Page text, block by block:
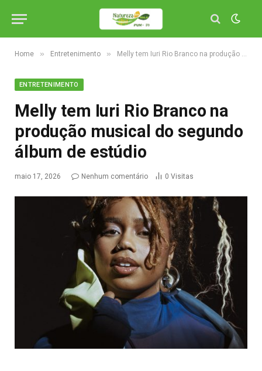
Home » Entretenimento » Melly tem Iuri Rio Branco na produção musical do segundo álbum de estúdio
ENTRETENIMENTO
Melly tem Iuri Rio Branco na
produção musical do segundo
álbum de estúdio
maio 17, 2026 Nenhum comentário 0 Visitas